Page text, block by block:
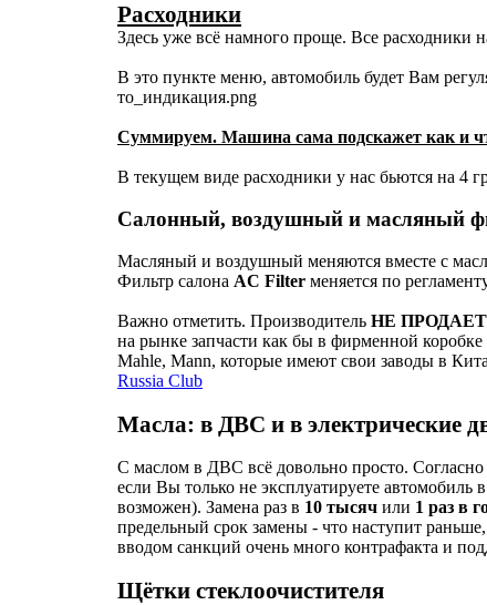
Расходники
Здесь уже всё намного проще. Все расходники
В это пункте меню, автомобиль будет Вам
то_индикация.png
Суммируем. Машина сама подскажет как и
В текущем виде расходники у нас бьются на 4
Салонный, воздушный и масляный
Масляный и воздушный меняются вместе с
Фильтр салона AC Filter меняется по
Важно отметить. Производитель НЕ ПРОДАЕТ
на рынке запчасти как бы в фирменной
Mahle, Mann, которые имеют свои заводы в
Russia Club
Масла: в ДВС и в электрические
С маслом в ДВС всё довольно просто.
если Вы только не эксплуатируете
возможен). Замена раз в 10 тысяч или 1 раз в
предельный срок замены - что наступит
вводом санкций очень много контрафакта и
Щётки стеклоочистителя